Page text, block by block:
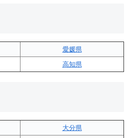
愛媛県
高知県
大分県